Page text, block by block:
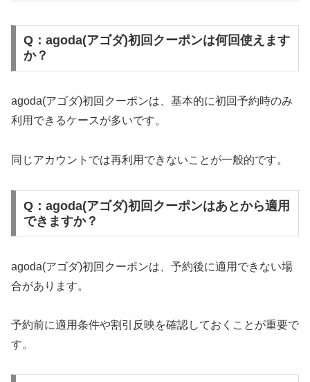
Q：agoda(アゴダ)初回クーポンは何回使えます
か？
agoda(アゴダ)初回クーポンは、基本的に初回予約時のみ
利用できるケースが多いです。
同じアカウントでは再利用できないことが一般的です。
Q：agoda(アゴダ)初回クーポンはあとから適用
できますか？
agoda(アゴダ)初回クーポンは、予約後に適用できない場
合があります。
予約前に適用条件や割引反映を確認しておくことが重要で
す。